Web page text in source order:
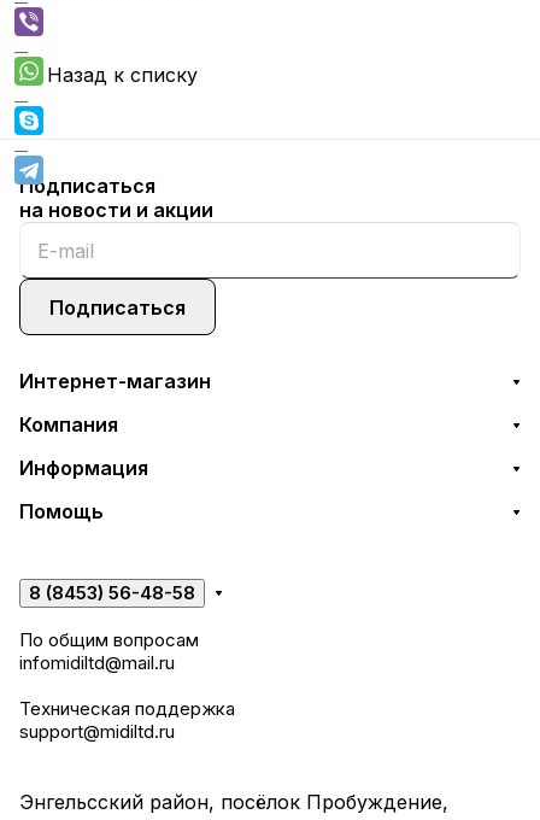
Назад к списку
Подписаться
на новости и акции
Подписаться
Интернет-магазин
Компания
Информация
Помощь
8 (8453) 56-48-58
По общим вопросам
infomidiltd@mail.ru
Техническая поддержка
support@midiltd.ru
Энгельсский район, посёлок Пробуждение,